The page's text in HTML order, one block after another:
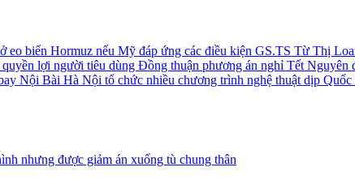
eo biển Hormuz nếu Mỹ đáp ứng các điều kiện GS.TS Từ Thị
lợi người tiêu dùng Đồng thuận phương án nghỉ Tết Nguyên
Nội Bài Hà Nội tổ chức nhiều chương trình nghệ thuật dịp Quốc